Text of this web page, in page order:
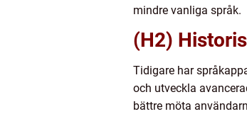
mindre vanliga språk.
(H2)
Tidigare har
och utveckla
bättre möta